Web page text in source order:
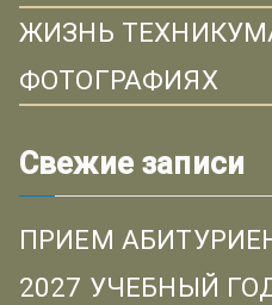
ЖИЗНЬ
ФОТОГРАФИЯХ
Свежие записи
ПРИЕМ
2027 УЧЕБНЫЙ